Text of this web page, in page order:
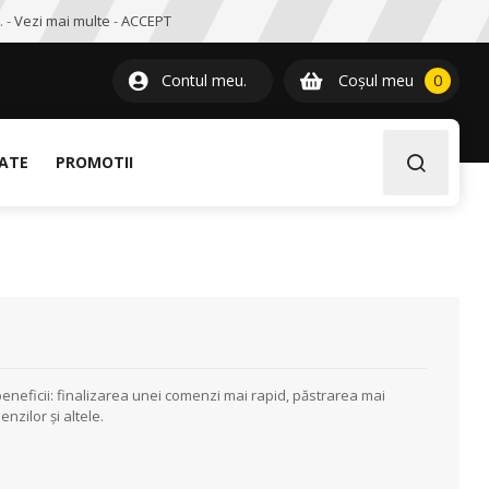
-Vezi mai multe -ACCEPT
Contul meu. Coșul meu 00item
PROMOTII
finalizarea unei comenzi mai rapid, păstrarea mai
și altele.